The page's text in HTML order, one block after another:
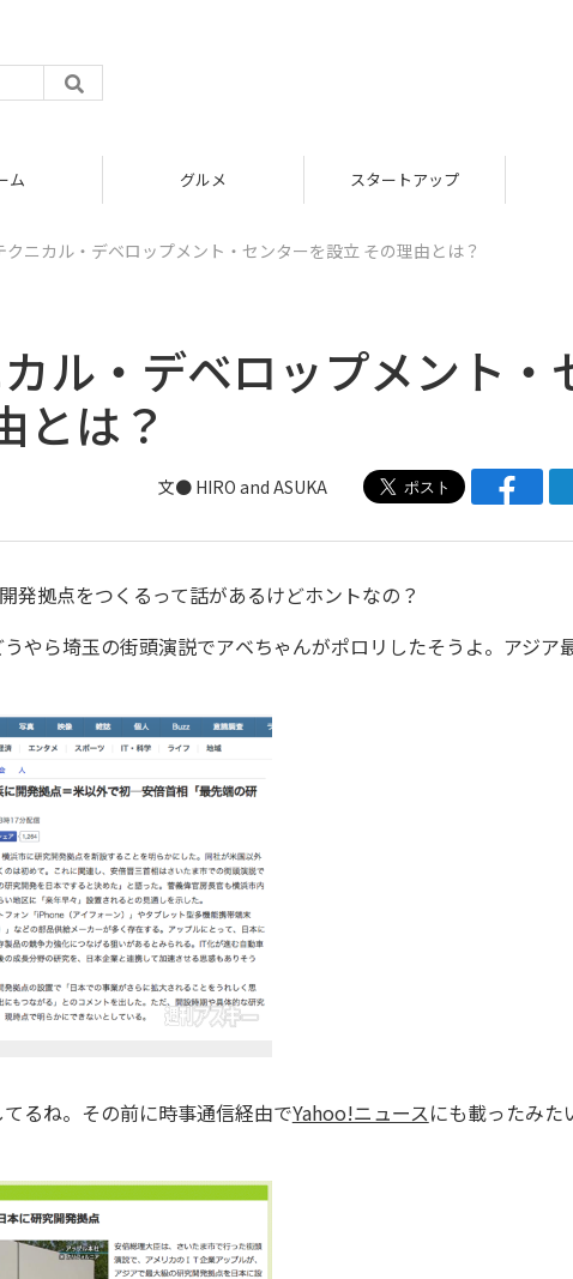
ム グルメ スタートアップ
ニカル・デベロップメント・センターを設立 その理由とは？
ル・デベロップメント・
とは？
文● HIRO andASUKA
拠点をつくるって話があるけどホントなの？
ら埼玉の街頭演説でアベちゃんがポロリしたそうよ。アジア
るね。その前に時事通信経由でYahoo!ニュースにも載ったみた